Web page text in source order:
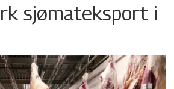
sjømateksport i